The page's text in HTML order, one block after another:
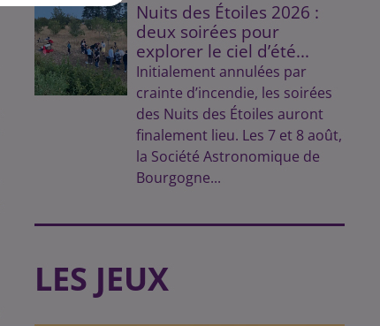
Nuits des Étoiles 2026 :
deux soirées pour
explorer le ciel d’été...
Initialement annulées par
crainte d’incendie, les soirées
des Nuits des Étoiles auront
finalement lieu. Les 7 et 8 août,
la Société Astronomique de
Bourgogne...
LES JEUX